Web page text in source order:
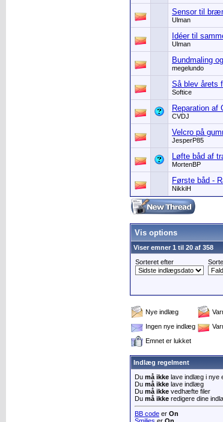
Sensor til
Ulman
Idéer til
Ulman
Bundmaling
megelundo
Så blev årets
Softice
Reparation af
CVDJ
Velcro på
JesperP85
Løfte båd af
MortenBP
Første båd -
NikkiH
Vis options
Viser emner 1 til 20 af 358
Sorteret efter
Nye indlæg
Ingen nye indlæg
Emnet er lukket
Indlæg regelment
Du må ikke lave indlæg i nye
Du må ikke lave indlæg
Du må ikke vedhæfte filer
Du må ikke redigere dine
BB code er On